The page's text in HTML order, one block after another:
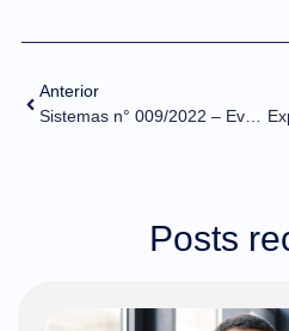
Anterior
Sistemas n° 009/2022 – Evoluções dos módulos do Portal Único Siscomex na release Spree
Posts